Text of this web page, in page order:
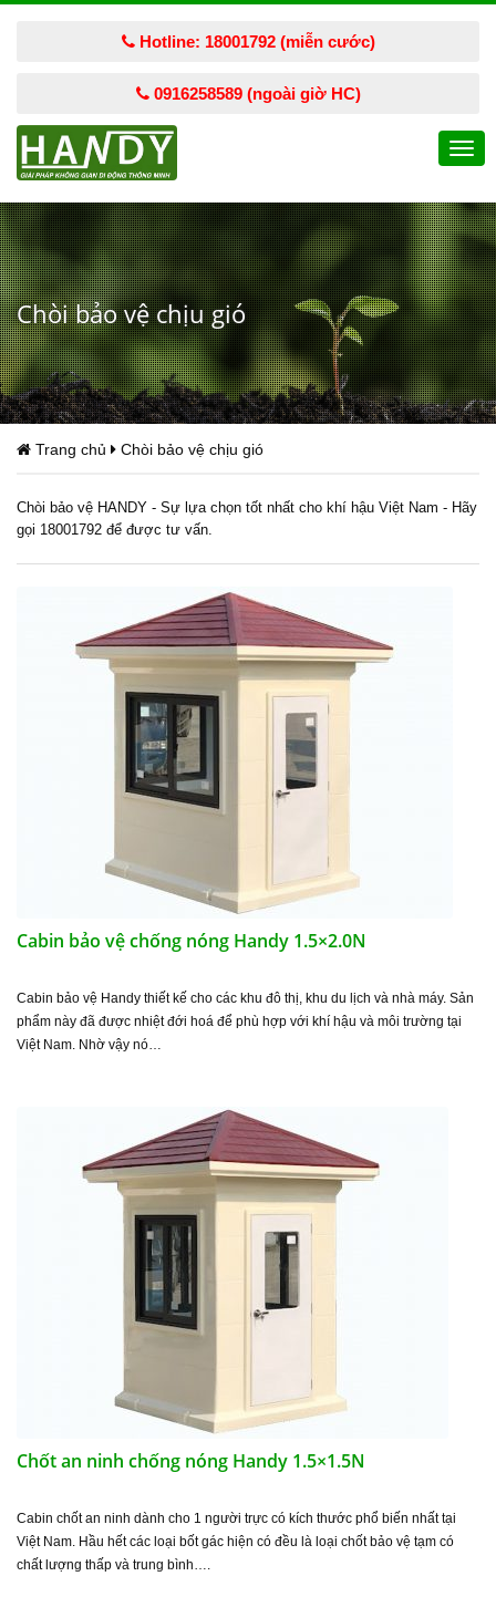
Hotline: 18001792 (miễn cước)
0916258589 (ngoài giờ HC)
Chòi bảo vệ chịu gió
Trang chủ Chòi bảo vệ chịu gió
Chòi bảo vệ HANDY - Sự lựa chọn tốt nhất cho khí hậu Việt Nam - Hãy
gọi 18001792 để được tư vấn.
Cabin bảo vệ chống nóng Handy 1.5×2.0N
Cabin bảo vệ Handy thiết kế cho các khu đô thị, khu du lịch và nhà máy. Sản
phẩm này đã được nhiệt đới hoá để phù hợp với khí hậu và môi trường tại
Việt Nam. Nhờ vậy nó…
Chốt an ninh chống nóng Handy 1.5×1.5N
Cabin chốt an ninh dành cho 1 người trực có kích thước phổ biến nhất tại
Việt Nam. Hầu hết các loại bốt gác hiện có đều là loại chốt bảo vệ tạm có
chất lượng thấp và trung bình….